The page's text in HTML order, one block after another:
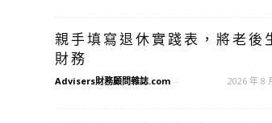
親手填寫退休實踐表，將老後
財務
Advisers財務顧問雜誌.com - 2026 年 8